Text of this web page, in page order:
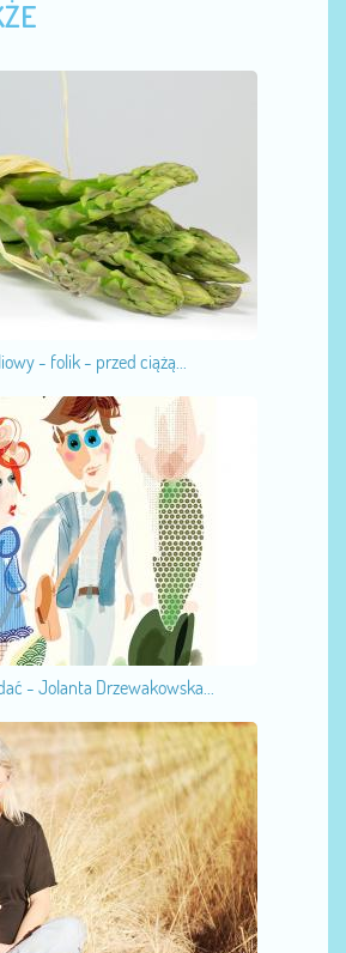
- folik - przed ciążą...
- Jolanta Drzewakowska...